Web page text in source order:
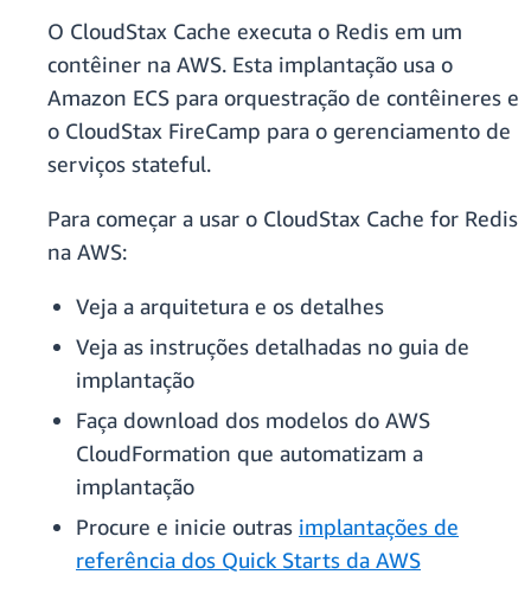
O CloudStax Cache executa o Redis em um
contêiner na AWS. Esta implantação usa o
Amazon ECS para orquestração de contêineres e
o CloudStax FireCamp para o gerenciamento de
serviços stateful.
Para começar a usar o CloudStax Cache for Redis
na AWS:
Veja a arquitetura e os detalhes
Veja as instruções detalhadas no guia de
implantação
Faça download dos modelos do AWS
CloudFormation que automatizam a
implantação
Procure e inicie outras implantações de
referência dos Quick Starts da AWS